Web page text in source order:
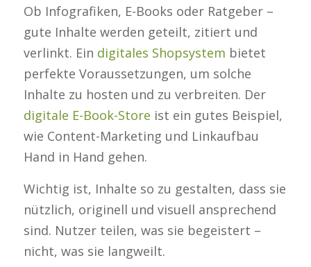
Ob Infografiken, E-Books oder Ratgeber –
gute Inhalte werden geteilt, zitiert und
verlinkt. Ein digitales Shopsystem bietet
perfekte Voraussetzungen, um solche
Inhalte zu hosten und zu verbreiten. Der
digitale E-Book-Store ist ein gutes Beispiel,
wie Content-Marketing und Linkaufbau
Hand in Hand gehen.
Wichtig ist, Inhalte so zu gestalten, dass sie
nützlich, originell und visuell ansprechend
sind. Nutzer teilen, was sie begeistert –
nicht, was sie langweilt.